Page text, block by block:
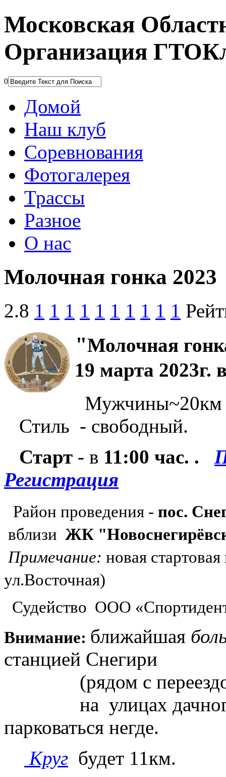
Московская
Организация
0
Домой
Наш клуб
Соревнования
Фотогалерея
Трассы
Разное
О нас
Молочная гонка 2023
2.8 1 1 1 1 1 1 1 1 1 1
"Молочная
19 марта 2023г.
Стиль - свободный.
Старт - в 11:00 час. .
Регистрация
Район проведения - пос.
вблизи ЖК
Примечание: новая
ул.Восточная)
Судейство ООО
Внимание: ближайшая
станцией Снегири
(рядом с
на улицах дачного
парковаться негде.
Круг будет 11км.